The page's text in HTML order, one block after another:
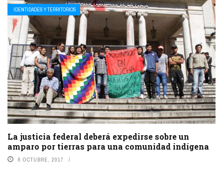
IDENTIDADES Y TERRITORIOS
La justicia federal deberá expedirse sobre un
amparo por tierras para una comunidad indígena
9 OCTUBRE, 2017